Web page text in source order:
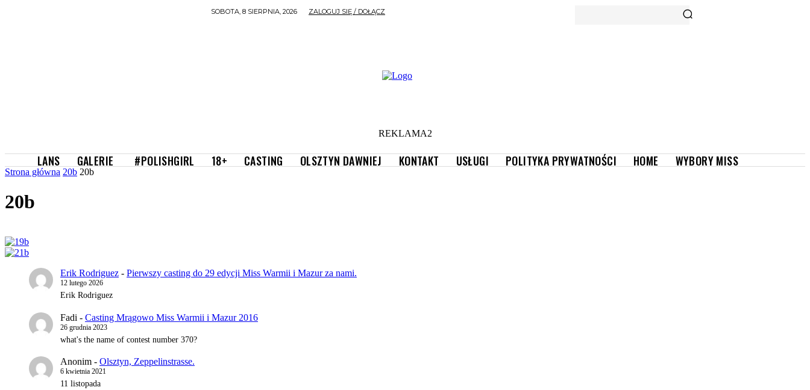
SOBOTA, 8 SIERPNIA, 2026 ZALOGUJ SIĘ / DOŁĄCZ
REKLAMA2
LANS GALERIE #POLISHGIRL 18+ CASTING OLSZTYN DAWNIEJ KONTAKT USŁUGI POLITYKA PRYWATNOŚCI HOME WYBORY MISS
Strona główna 20b 20b
20b
Erik Rodriguez - Pierwszy casting do 29 edycji Miss Warmii i Mazur za nami.
12 lutego 2026
Erik Rodriguez
Fadi - Casting Mrągowo Miss Warmii i Mazur 2016
26 grudnia 2023
what's the name of contest number 370?
Anonim - Olsztyn, Zeppelinstrasse.
6 kwietnia 2021
11 listopada